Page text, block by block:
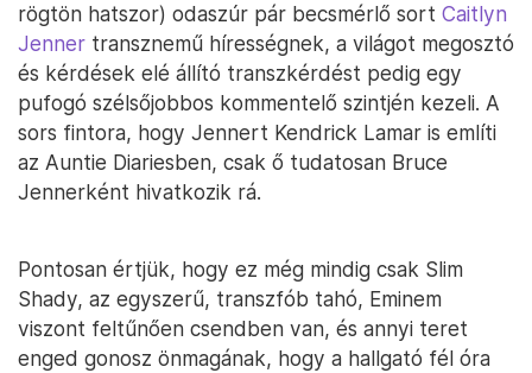
rögtön hatszor) odaszúr pár becsmérlő sort Caitlyn
Jenner transznemű hírességnek, a világot megosztó
és kérdések elé állító transzkérdést pedig egy
pufogó szélsőjobbos kommentelő szintjén kezeli. A
sors fintora, hogy Jennert Kendrick Lamar is említi
az Auntie Diariesben, csak ő tudatosan Bruce
Jennerként hivatkozik rá.
Pontosan értjük, hogy ez még mindig csak Slim
Shady, az egyszerű, transzfób tahó, Eminem
viszont feltűnően csendben van, és annyi teret
enged gonosz önmagának, hogy a hallgató fél óra